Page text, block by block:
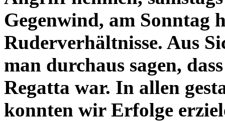
Gegenwind, am Sonntag
Ruderverhältnisse. Aus
man durchaus sagen,
Regatta war. In allen
konnten wir Erfolge